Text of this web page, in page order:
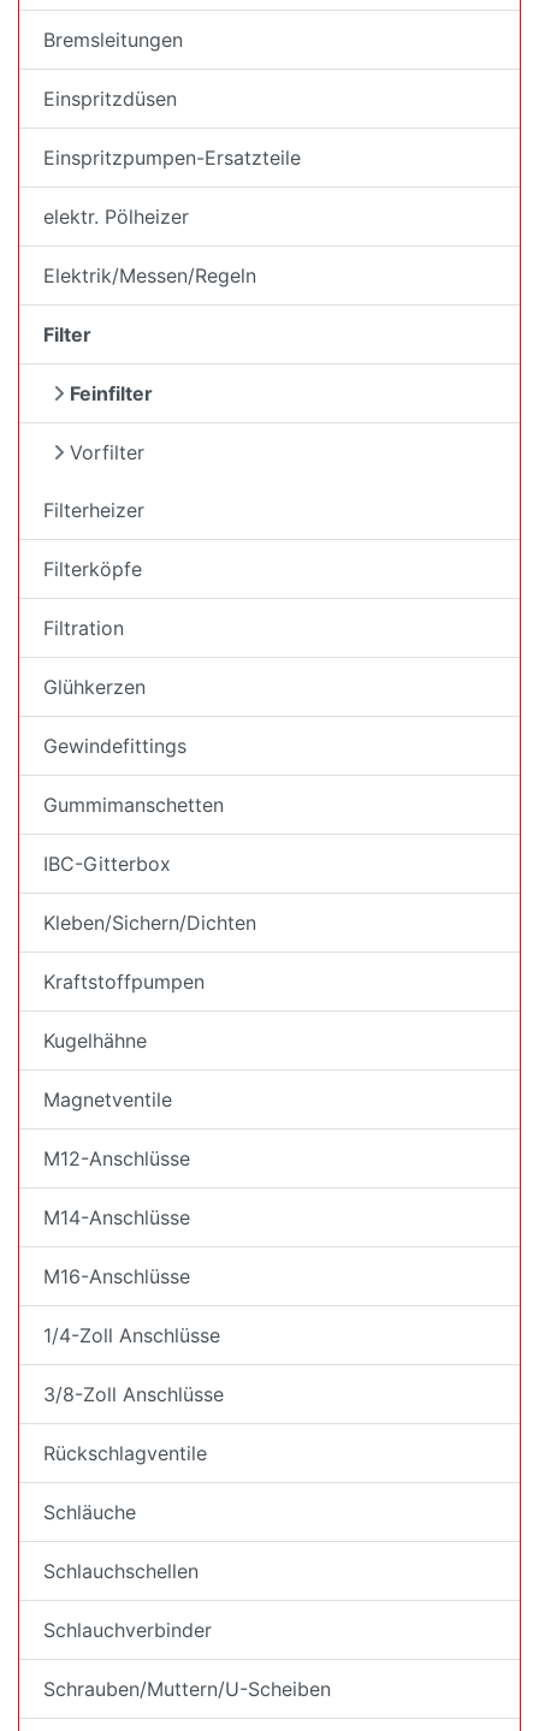
Bremsleitungen
Einspritzdüsen
Einspritzpumpen-Ersatzteile
elektr. Pölheizer
Elektrik/Messen/Regeln
Filter
Feinfilter
Vorfilter
Filterheizer
Filterköpfe
Filtration
Glühkerzen
Gewindefittings
Gummimanschetten
IBC-Gitterbox
Kleben/Sichern/Dichten
Kraftstoffpumpen
Kugelhähne
Magnetventile
M12-Anschlüsse
M14-Anschlüsse
M16-Anschlüsse
1/4-Zoll Anschlüsse
3/8-Zoll Anschlüsse
Rückschlagventile
Schläuche
Schlauchschellen
Schlauchverbinder
Schrauben/Muttern/U-Scheiben